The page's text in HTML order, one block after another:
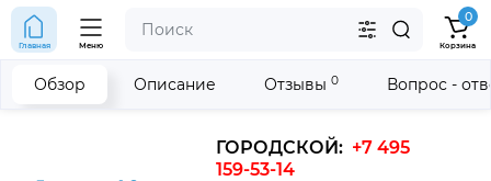
ГОРОДСКОЙ: +7 495
159-53-14
Главная Меню
0
Корзина
Обзор Описание Отзывы 0 Вопрос -